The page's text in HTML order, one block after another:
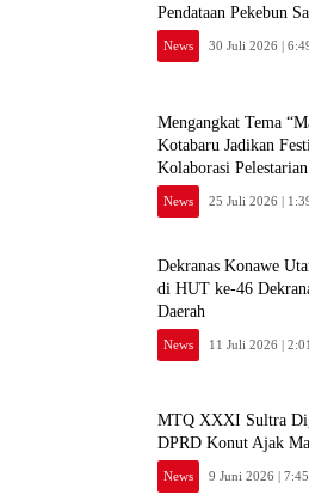
Pendataan Pekebun
News 30 Juli 2026 |
Mengangkat Tema
Kotabaru Jadikan
Kolaborasi
News 25 Juli 2026 |
Dekranas Konawe
di HUT ke-46
Daerah
News 11 Juli 2026 |
MTQ XXXI Sultra
DPRD Konut Ajak
News 9 Juni 2026 |